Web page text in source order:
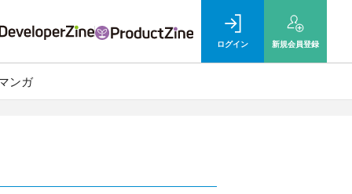
ログイン 新規会員登録
ンガ